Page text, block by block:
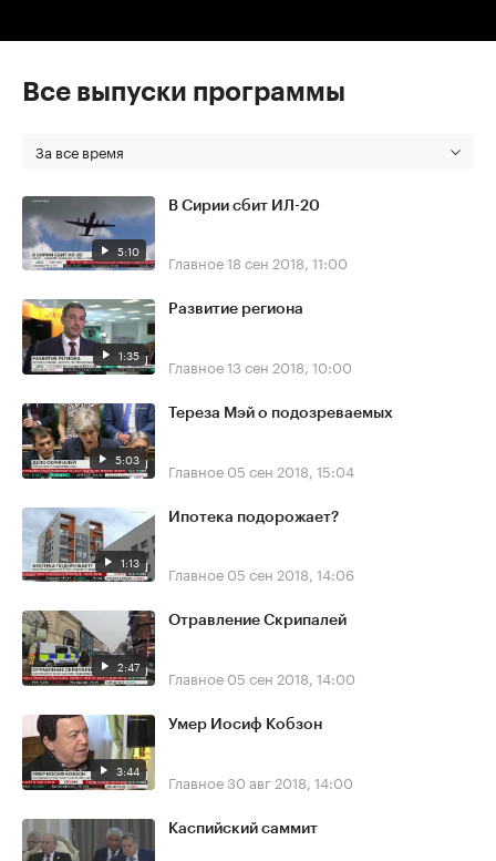
Все выпуски программы
За все время
5:10
В Сирии сбит ИЛ-20
Главное18 сен 2018, 11:00
1:35
Развитие региона
Главное13 сен 2018, 10:00
5:03
Тереза Мэй о подозреваемых
Главное 05 сен 2018, 15:04
1:13
Ипотека подорожает?
Главное 05 сен 2018, 14:06
2:47
Отравление Скрипалей
Главное 05 сен 2018, 14:00
3:44
Умер Иосиф Кобзон
Главное30 авг 2018, 14:00
Каспийский саммит